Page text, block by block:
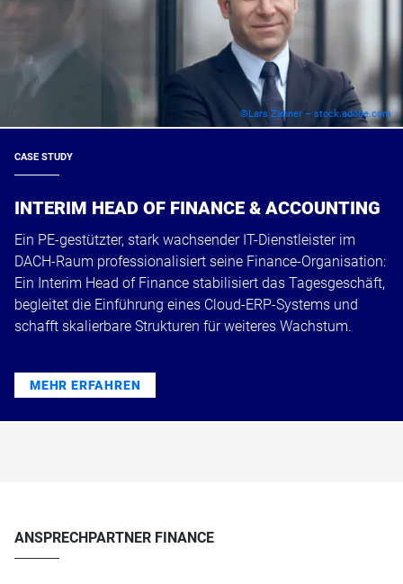
©Lars Zahner – stock.adobe.com
CASE STUDY
INTERIM HEAD OF FINANCE & ACCOUNTING
Ein PE-gestützter, stark wachsender IT-Dienstleister im
DACH-Raum professionalisiert seine Finance-Organisation:
Ein Interim Head of Finance stabilisiert das Tagesgeschäft,
begleitet die Einführung eines Cloud-ERP-Systems und
schafft skalierbare Strukturen für weiteres Wachstum.
MEHR ERFAHREN
ANSPRECHPARTNER FINANCE